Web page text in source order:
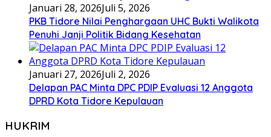
Januari 28, 2026Juli 5, 2026
PKB Tidore Nilai Penghargaan UHC Bukti Walikota
Penuhi Janji Politik Bidang Kesehatan
Januari 27, 2026Juli 2, 2026
Delapan PAC Minta DPC PDIP Evaluasi 12 Anggota
DPRD Kota Tidore Kepulauan
HUKRIM